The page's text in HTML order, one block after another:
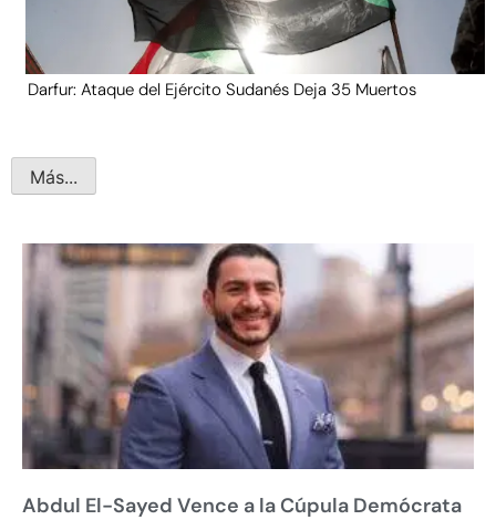
Darfur: Ataque del Ejército Sudanés Deja 35 Muertos
Más...
Abdul El-Sayed Vence a la Cúpula Demócrata